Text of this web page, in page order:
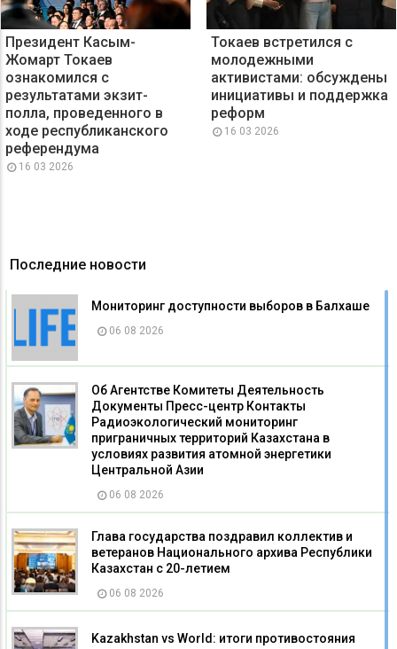
Президент Касым-
Жомарт Токаев
ознакомился с
результатами экзит-
полла, проведенного в
ходе республиканского
референдума
16 03 2026
Токаев встретился с
молодежными
активистами: обсуждены
инициативы и поддержка
реформ
16 03 2026
Последние новости
Мониторинг доступности выборов в Балхаше
06 08 2026
Об Агентстве Комитеты Деятельность
Документы Пресс-центр Контакты
Радиоэкологический мониторинг
приграничных территорий Казахстана в
условиях развития атомной энергетики
Центральной Азии
06 08 2026
Глава государства поздравил коллектив и
ветеранов Национального архива Республики
Казахстан с 20-летием
06 08 2026
Kazakhstan vs World: итоги противостояния